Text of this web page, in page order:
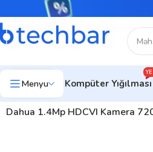
Menyu Kompüter Yığılması
Ev Təhlükəsizlik sistemləri
Dahua 1.4Mp HDCVI Kamera